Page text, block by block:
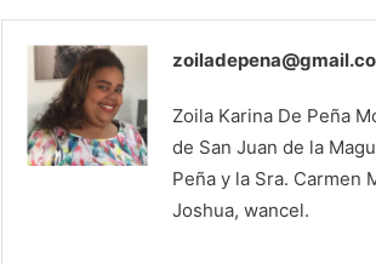
Zoila Karina De Peña
de San Juan de la
Peña y la Sra. Carmen
Joshua, wancel.